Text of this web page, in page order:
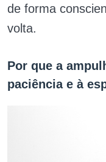
de forma
volta.
Por que a
paciência e à